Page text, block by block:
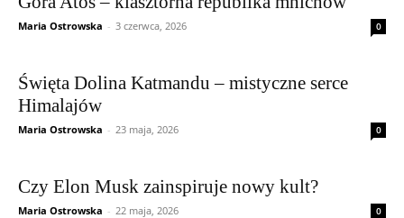
Maria Ostrowska - 3 czerwca, 2026 0
Święta Dolina Katmandu – mistyczne serce
Himalajów
Maria Ostrowska - 23 maja, 2026 0
Czy Elon Musk zainspiruje nowy kult?
Maria Ostrowska - 22 maja, 2026 0